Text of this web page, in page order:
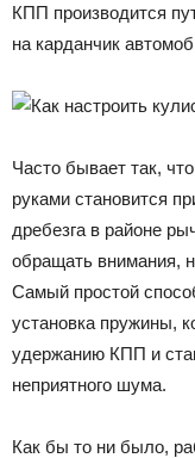
КПП производится
на карданчик
Часто бывает так,
руками становится
дребезга в районе
обращать внимания,
Самый простой
установка пружины,
удержанию КПП и
неприятного шума.
Как бы то ни было,